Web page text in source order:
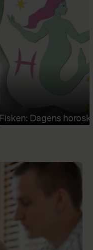
Fisken: Dagens